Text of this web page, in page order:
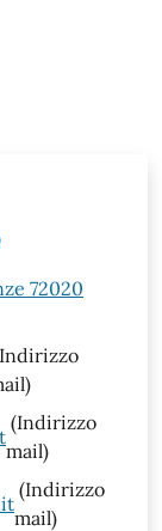
72020
(Indirizzo
mail)
(Indirizzo
mail)